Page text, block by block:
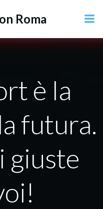
Roma
è la
futura.
giuste